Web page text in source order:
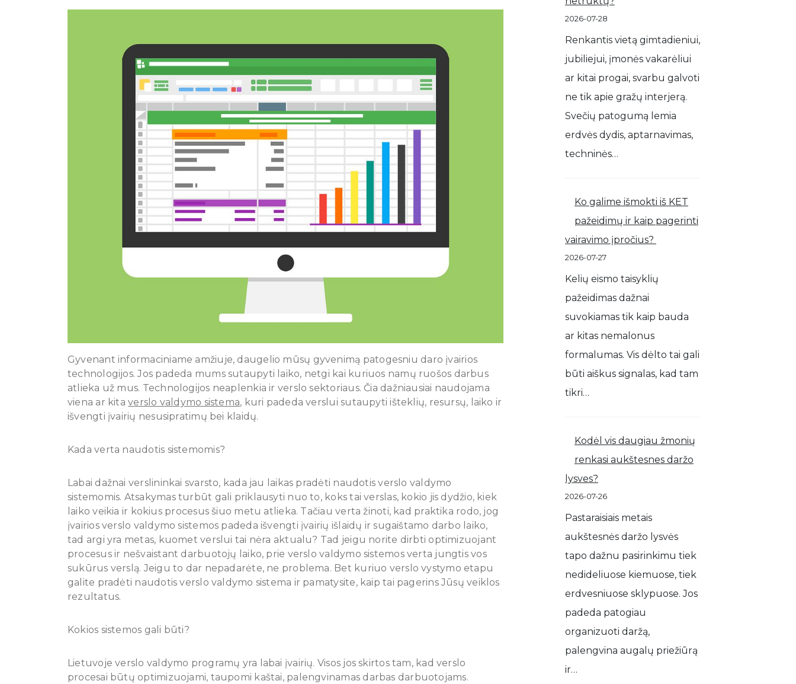
Gyvenant informaciniame amžiuje, daugelio mūsų gyvenimą patogesniu daro įvairios
technologijos. Jos padeda mums sutaupyti laiko, netgi kai kuriuos namų ruošos darbus
atlieka už mus. Technologijos neaplenkia ir verslo sektoriaus. Čia dažniausiai naudojama
viena ar kitaverslo valdymo sistema, kuri padeda verslui sutaupyti išteklių, resursų, laiko ir
išvengti įvairių nesusipratimų bei klaidų.
Kada verta naudotis sistemomis?
Labai dažnai verslininkai svarsto, kada jau laikas pradėti naudotis verslo valdymo
sistemomis. Atsakymas turbūt gali priklausyti nuo to, koks tai verslas, kokio jis dydžio, kiek
laiko veikia ir kokius procesus šiuo metu atlieka. Tačiau verta žinoti, kad praktika rodo, jog
įvairios verslo valdymo sistemos padeda išvengti įvairių išlaidų ir sugaištamo darbo laiko,
tad argi yra metas, kuomet verslui tai nėra aktualu? Tad jeigu norite dirbti optimizuojant
procesus ir nešvaistant darbuotojų laiko, prie verslo valdymo sistemos verta jungtis vos
sukūrus verslą. Jeigu to dar nepadarėte, ne problema. Bet kuriuo verslo vystymo etapu
galite pradėti naudotis verslo valdymo sistema ir pamatysite, kaip tai pagerins Jūsų veiklos
rezultatus.
Kokios sistemos gali būti?
Lietuvoje verslo valdymo programų yra labai įvairių. Visos jos skirtos tam, kad verslo
procesai būtų optimizuojami, taupomi kaštai, palengvinamas darbas darbuotojams.
2026-07-28
Renkantis vietą gimtadieniui,
jubiliejui, įmonės vakarėliui
ar kitai progai, svarbu galvoti
ne tik apie gražų interjerą.
Svečių patogumą lemia
erdvės dydis, aptarnavimas,
techninės…
Ko galime išmokti iš KET
pažeidimų ir kaip pagerinti
vairavimo įpročius?
2026-07-27
Kelių eismo taisyklių
pažeidimas dažnai
suvokiamas tik kaip bauda
ar kitas nemalonus
formalumas. Vis dėlto tai gali
būti aiškus signalas, kad tam
tikri…
Kodėl vis daugiau žmonių
renkasi aukštesnes daržo
lysves?
2026-07-26
Pastaraisiais metais
aukštesnės daržo lysvės
tapo dažnu pasirinkimu tiek
nedideliuose kiemuose, tiek
erdvesniuose sklypuose. Jos
padeda patogiau
organizuoti daržą,
palengvina augalų priežiūrą
ir…